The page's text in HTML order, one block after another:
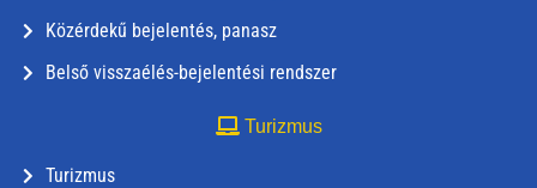
Közérdekű bejelentés, panasz
Belső visszaélés-bejelentési rendszer
Turizmus
Turizmus